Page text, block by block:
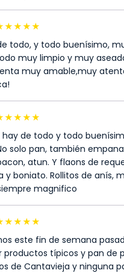
★★★★
todo, y todo buenísimo,
muy limpio y muy
muy amable,muy
★★★★
hay de todo y todo
solo pan, también
atun. Y flaons de
y boniato. Rollitos de anís,
magnifico
★★★★
este fin de semana
productos típicos y pan de
de Cantavieja y ninguna